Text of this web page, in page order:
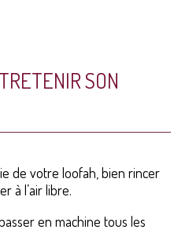
SON
de votre loofah, bien rincer
à l’air libre.
en machine tous les